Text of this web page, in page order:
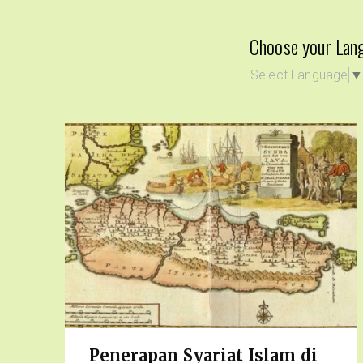
Choose your
Select Language ▼
Penerapan Syariat Islam di